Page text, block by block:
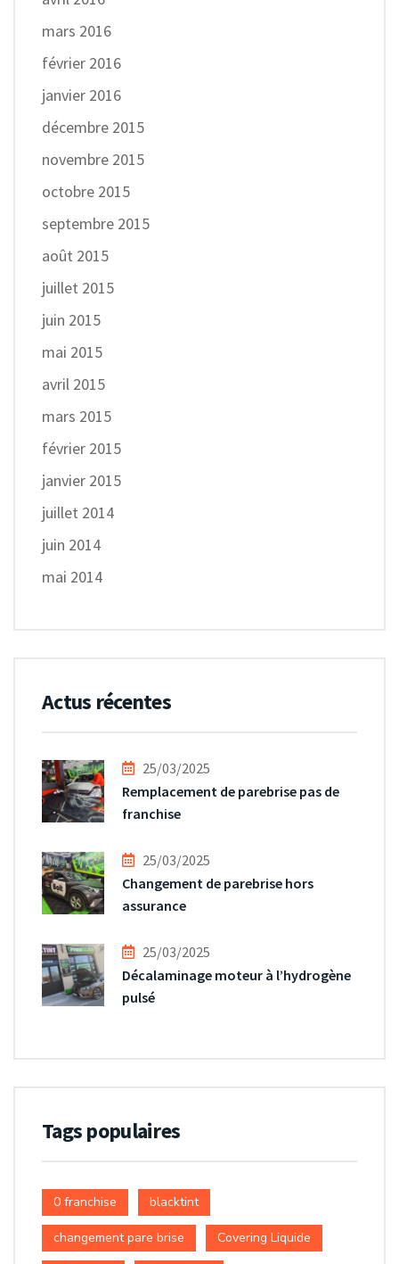
mars 2016
février 2016
janvier 2016
décembre 2015
novembre 2015
octobre 2015
septembre 2015
août 2015
juillet 2015
juin 2015
mai 2015
avril 2015
mars 2015
février 2015
janvier 2015
juillet 2014
juin 2014
mai 2014
Actus récentes
25/03/2025
Remplacement de parebrise pas de
franchise
25/03/2025
Changement de parebrise hors
assurance
25/03/2025
Décalaminage moteur à l’hydrogène
pulsé
Tags populaires
0 franchise blacktint
changement pare brise Covering Liquide